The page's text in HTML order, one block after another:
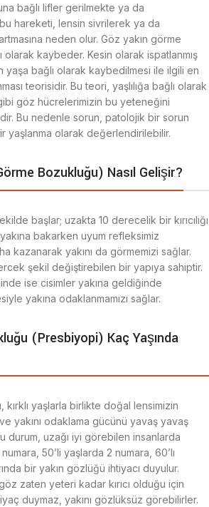
bağlı lifler gerilmekte ya da
hareketi, lensin sivrilerek ya da
artmasına neden olur. Göz yakın görme
kaybeder. Kesin olarak ispatlanmış
yaşa bağlı olarak kaybedilmesi ile ilgili en
teorisidir. Bu teori, yaşlılığa bağlı olarak
gibi göz hücrelerimizin bu yeteneğini
Bu nedenle sorun, patolojik bir sorun
yaşlanma olarak değerlendirilebilir.
Bozukluğu) Nasıl Gelişir?
başlar; uzakta 10 derecelik bir kırıcılığı
bakarken uyum refleksimiz
kazanarak yakını da görmemizi sağlar.
şekil değiştirebilen bir yapıya sahiptir.
ise cisimler yakına geldiğinde
yakına odaklanmamızı sağlar.
(Presbiyopi) Kaç Yaşında
kırklı yaşlarla birlikte doğal lensimizin
yakını odaklama gücünü yavaş yavaş
durum, uzağı iyi görebilen insanlarda
50’li yaşlarda 2 numara, 60’lı
bir yakın gözlüğü ihtiyacı duyulur.
zaten yeteri kadar kırıcı olduğu için
duymaz, yakını gözlüksüz görebilirler.